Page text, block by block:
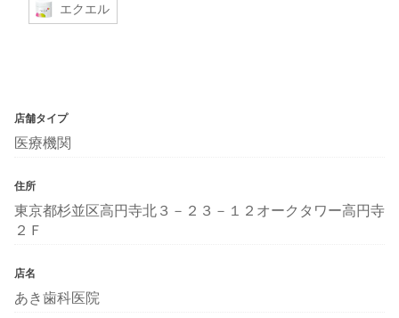
エクエル
店舗タイプ
医療機関
住所
東京都杉並区高円寺北３－２３－１２オークタワー高円寺
２Ｆ
店名
あき歯科医院